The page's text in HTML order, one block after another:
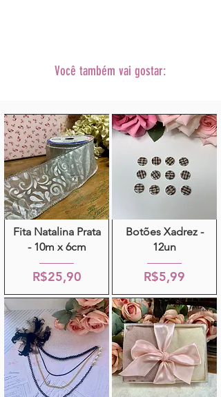
de tonalidade conforme cada monitor.
Você também vai gostar:
Fita Natalina Prata
- 10m x 6cm
R$25,90
Botões Xadrez -
12un
R$5,99